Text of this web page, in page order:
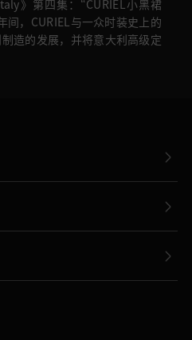
》第四集：“CURIEL小黑裙
间，CURIEL与一众时装史上的
造的发展，并将意大利高级定